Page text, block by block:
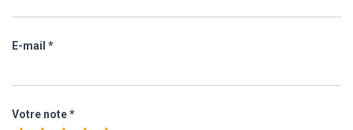
E-mail *
Votre note*